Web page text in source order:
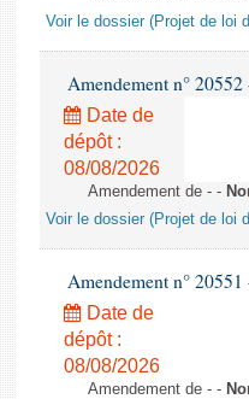
Voir le dossier (Projet de loi
Amendement n°
Date de
dépôt :
08/08/2026
Amendement de - -
Voir le dossier (Projet de loi
Amendement n°
Date de
dépôt :
08/08/2026
Amendement de - -